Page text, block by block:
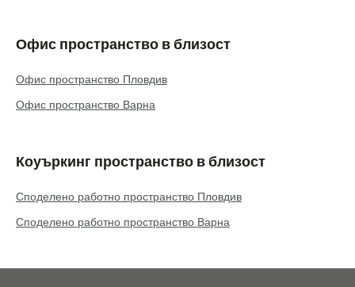
Офис пространство в близост
Офис пространство Пловдив
Офис пространство Варна
Коуъркинг пространство в близост
Споделено работно пространство Пловдив
Споделено работно пространство Варна